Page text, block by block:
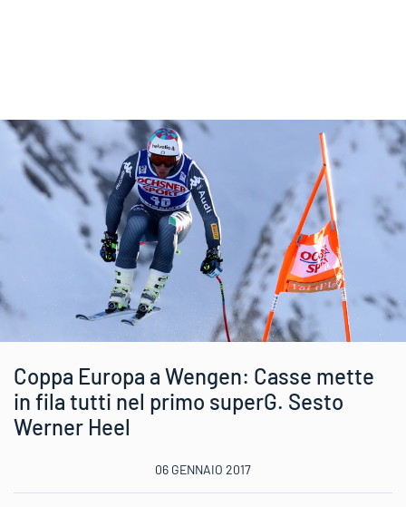
Coppa Europa a Wengen: Casse mette
in fila tutti nel primo superG. Sesto
Werner Heel
06 GENNAIO 2017